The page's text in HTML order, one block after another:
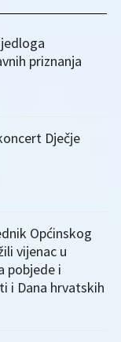
priznanja
Dječje
Općinskog
vijenac u
pobjede i
i Dana hrvatskih